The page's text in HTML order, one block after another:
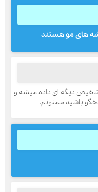
مو هستند
ای داده میشه و
ممنونم.